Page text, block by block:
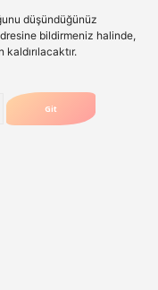
düşündüğünüz
bildirmeniz halinde,